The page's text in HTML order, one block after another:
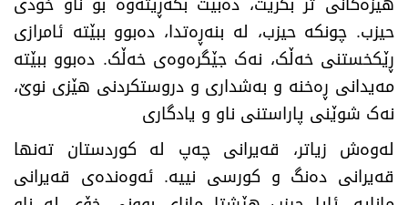
حیزب. چونکە حیزب، لە بنەڕەتدا، دەبوو ببێتە ئامرازی
ڕێکخستنی خەڵک، نەک جێگرەوەی خەڵک. دەبوو ببێتە
مەیدانی ڕەخنە و بەشداری و دروستکردنی هێزی نوێ،
نەک شوێنی پاراستنی ناو و یادگاری
لەوەش زیاتر، قەیرانی چەپ لە کوردستان تەنها
قەیرانی دەنگ و کورسی نییە. ئەوەندەی قەیرانی